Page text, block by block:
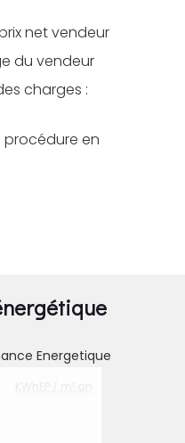
net vendeur
du vendeur
charges :
procédure en
Energetique